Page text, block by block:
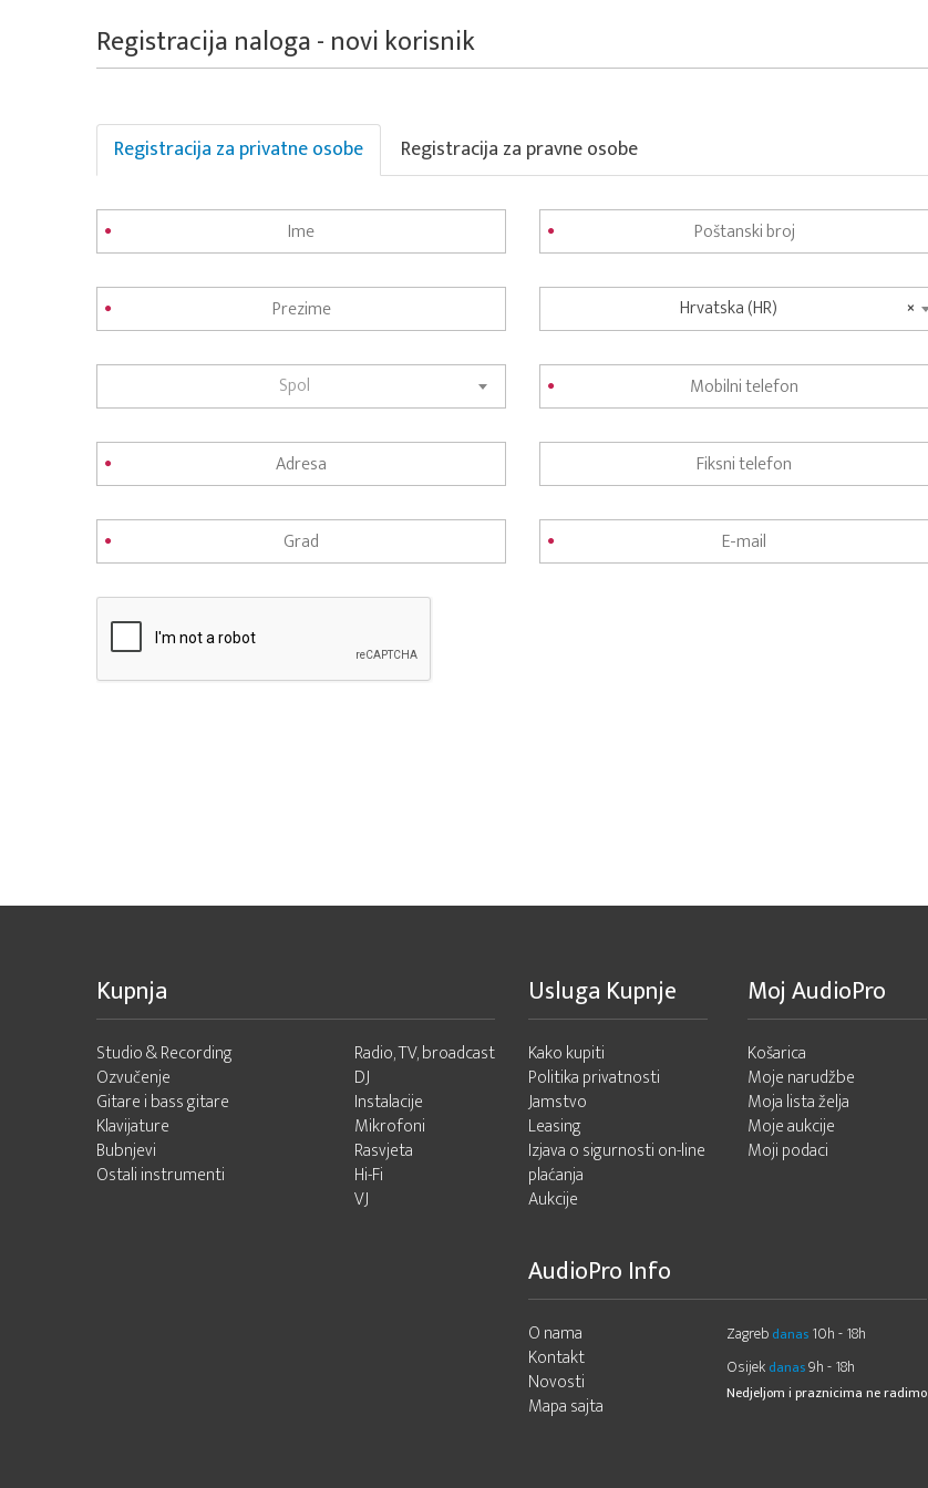
Registracija naloga - novi korisnik
Registracija za privatne osobe Registracija za pravne osobe
Spol
×
Hrvatska (HR)
Kupnja
Studio & Recording
Ozvučenje
Gitare i bass gitare
Klavijature
Bubnjevi
Ostali instrumenti
Radio, TV, broadcast
DJ
Instalacije
Mikrofoni
Rasvjeta
Hi-Fi
VJ
Usluga Kupnje
Kako kupiti
Politika privatnosti
Jamstvo
Leasing
Izjava o sigurnosti on-line
plaćanja
Aukcije
Moj AudioPro
Košarica
Moje narudžbe
Moja lista želja
Moje aukcije
Moji podaci
AudioPro Info
O nama
Kontakt
Novosti
Mapa sajta
Zagreb danas 10h - 18h
Osijek danas9h - 18h
Nedjeljom i praznicima ne radimo